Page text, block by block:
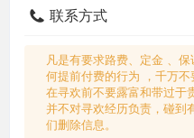
联系方式
凡是有要求路费、定金 、
何提前付费的行为 ，千万不
在寻欢前不要露富和带过于
并不对寻欢经历负责，碰到
们删除信息。